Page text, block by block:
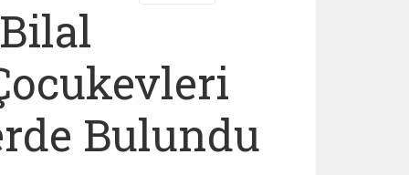
Bulundu